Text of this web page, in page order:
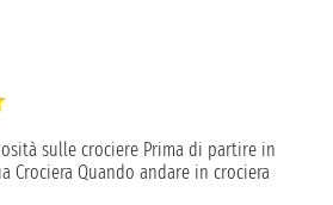
sulle crociere Prima di partire in
Crociera Quando andare in crociera